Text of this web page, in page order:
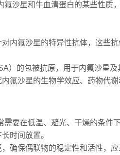
氟沙星和牛血清蛋白的某些性质
内氟沙星的特异性抗体，这些
）的包被抗原，用于内氟沙星及
氟沙星的生物学效应、药物代
需要在低温、避光、干燥的条
时间放置。
确保偶联物的稳定性和活性，